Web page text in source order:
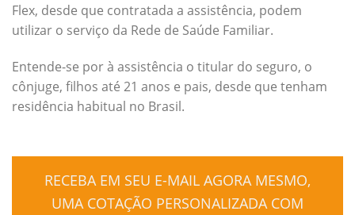
Flex, desde que contratada a assistência, podem
utilizar o serviço da Rede de Saúde Familiar.
Entende-se por à assistência o titular do seguro, o
cônjuge, filhos até 21 anos e pais, desde que tenham
residência habitual no Brasil.
RECEBA EM SEU E-MAIL AGORA MESMO,
UMA COTAÇÃO PERSONALIZADA COM